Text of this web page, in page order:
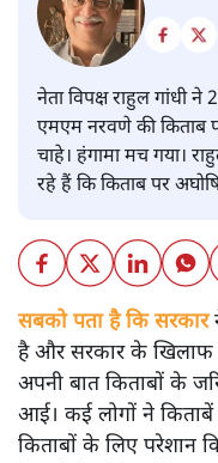
नेता विपक्ष राहुल गांधी
एमएम नरवणे की किताब
चाहे। हंगामा मच गया।
रहे हैं कि किताब पर
सबको पता है कि सरकार
है और सरकार के खिलाफ
अपनी बात किताबों के
आई। कई लोगों ने किताबें
किताबों के लिए परेशान